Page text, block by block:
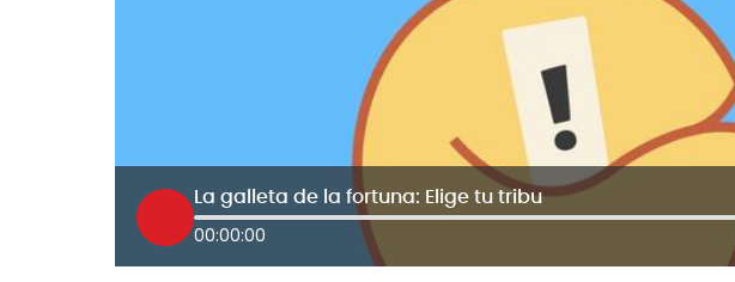
La galleta de la fortuna: Elige tu tribu
00:00:00